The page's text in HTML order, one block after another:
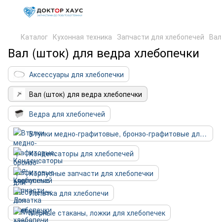
Каталог Кухонная техника Запчасти для хлебопечей
Вал (шток) для ведра хлебопечки
Аксессуары для хлебопечки
Вал (шток) для ведра хлебопечки
Ведра для хлебопечей
Втулки медно-графитовые, бронзо-графитовые для хлебопечек
Конденсаторы для хлебопечей
Корпусные запчасти для хлебопечки
Лопатка для хлебопечи
Мерные стаканы, ложки для хлебопечек